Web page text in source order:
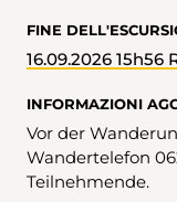
FINE
INFORMAZIONI
Vor der
Wandertelefon
Teilnehmende.